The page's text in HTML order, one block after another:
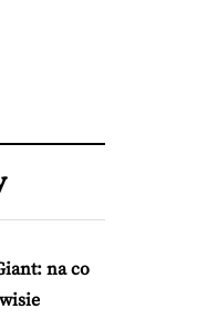
na co